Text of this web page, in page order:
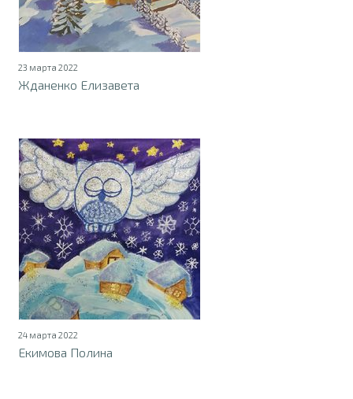
23 марта 2022
Жданенко Елизавета
24 марта 2022
Екимова Полина